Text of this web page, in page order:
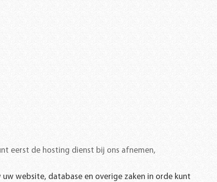
eerst de hosting dienst bij ons afnemen,
website, database en overige zaken in orde kunt